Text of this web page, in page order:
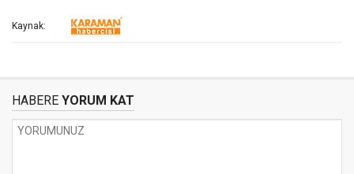
Kaynak:
HABERE YORUM KAT